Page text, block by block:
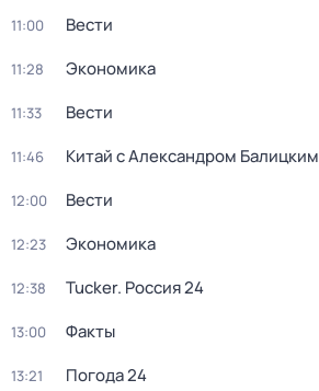
11:00 Вести
11:28 Экономика
11:33 Вести
11:46 Китай с Александром Балицким
12:00 Вести
12:23 Экономика
12:38 Tucker. Россия 24
13:00 Факты
13:21 Погода 24